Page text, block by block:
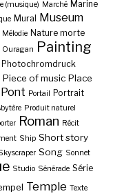
(musique) Marché Marine
Mural Museum
Mélodie Nature morte
Ouragan Painting
Photochromdruck
Piece of music Place
Pont Portail Portrait
Produit naturel
Roman Récit
Ship Short story
Song Sonnet
Studio Sénérade Série
Temple Texte